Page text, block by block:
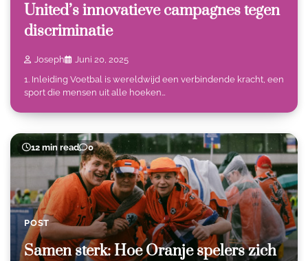
United’s innovatieve campagnes tegen
discriminatie
Joseph
Juni 20, 2025
1. Inleiding Voetbal is wereldwijd een verbindende kracht, een
sport die mensen uit alle hoeken…
12 min read 0
POST
Samen sterk: Hoe Oranje spelers zich